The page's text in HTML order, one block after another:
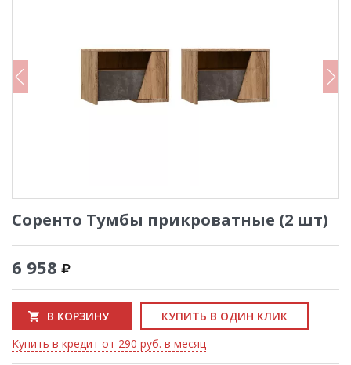
Соренто Тумбы прикроватные (2 шт)
6 958
В КОРЗИНУ
КУПИТЬ В ОДИН КЛИК
Купить в кредит от 290 руб. в месяц